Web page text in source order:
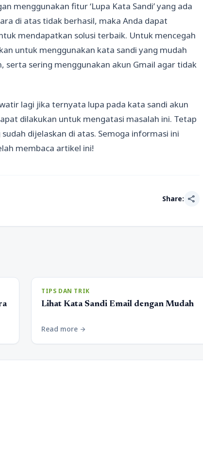
menggunakan fitur ‘Lupa Kata Sandi’ yang ada
di atas tidak berhasil, maka Anda dapat
mendapatkan solusi terbaik. Untuk mencegah
untuk menggunakan kata sandi yang mudah
serta sering menggunakan akun Gmail agar tidak
lagi jika ternyata lupa pada kata sandi akun
dilakukan untuk mengatasi masalah ini. Tetap
dijelaskan di atas. Semoga informasi ini
membaca artikel ini!
Share: share
TIPS DAN TRIK
Lihat Kata Sandi Email dengan Mudah
Read more arrow_forward